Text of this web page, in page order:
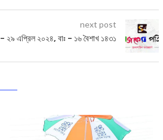
next post
২৯ এপ্রিল ২০২৪, বাঃ – ১৬ বৈশাখ ১৪৩১